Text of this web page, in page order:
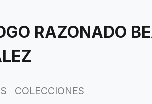
RAZONADO
COLECCIONES